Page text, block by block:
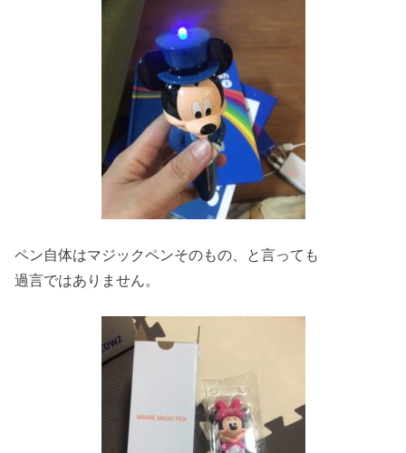
ペン自体はマジックペンそのもの、と言っても
過言ではありません。